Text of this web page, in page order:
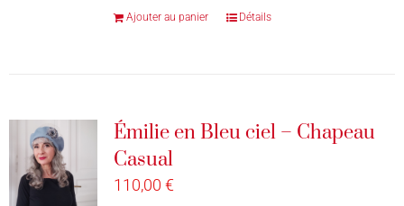
Ajouter au panier Détails
Émilie en Bleu ciel – Chapeau
Casual
110,00 €